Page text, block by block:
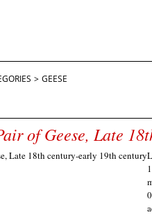
> GEESE
of Geese, Late